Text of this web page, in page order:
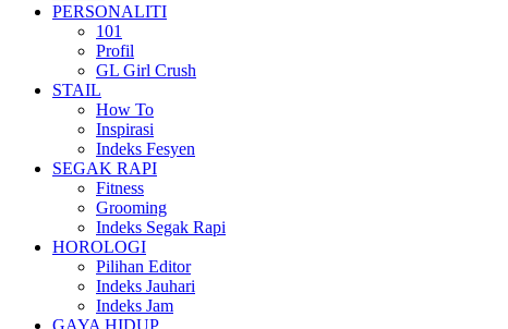
PERSONALITI
101
Profil
GL Girl Crush
STAIL
How To
Inspirasi
Indeks Fesyen
SEGAK RAPI
Fitness
Grooming
Indeks Segak Rapi
HOROLOGI
Pilihan Editor
Indeks Jauhari
Indeks Jam
GAYA HIDUP